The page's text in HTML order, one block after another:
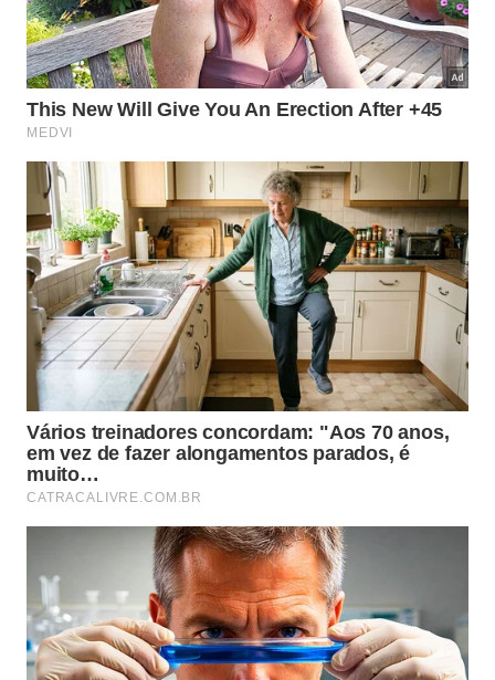
Vista da cidade de Conceicao do Ibitipoca (MG) - IStock
​Cravada na Serra da Mantiqueira, a charmosa vila
de terra batida e cerca de 1.100 moradores respira
os antigos caminhos do Ciclo do Ouro. É a base
perfeita para explorar o Parque Estadual do
Ibitipoca, famoso por seus circuitos de grutas
quartzíticas, cachoeiras de águas escuras e a
imponente Janela do Céu.